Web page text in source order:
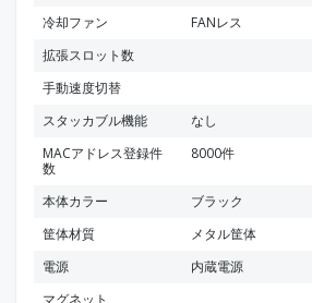
冷却ファン
FANレス
拡張スロット数
手動速度切替
スタッカブル機能
なし
MACアドレス登録件
数
8000件
本体カラー
ブラック
筐体材質
メタル筐体
電源
内蔵電源
マグネット